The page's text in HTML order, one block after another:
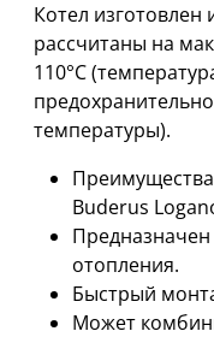
Котел
рассчитаны на
110°C
температуры).
Преимущества
Buderus
отопления.
Быстрый
Может